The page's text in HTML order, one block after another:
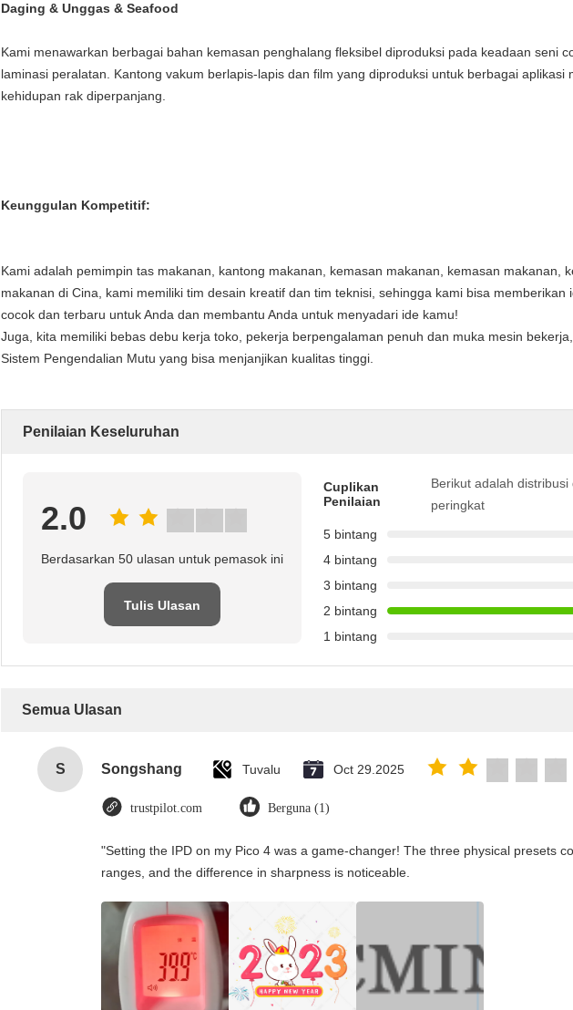
Daging & Unggas & Seafood
Kami menawarkan berbagai bahan kemasan penghalang fleksibel diproduksi pada keadaan seni
laminasi peralatan.
Kantong vakum berlapis-lapis dan film yang diproduksi untuk berbagai aplikasi
kehidupan rak diperpanjang.
Keunggulan Kompetitif:
Kami adalah pemimpin tas makanan, kantong makanan, kemasan makanan, kemasan makanan,
makanan di Cina, kami memiliki tim desain kreatif dan tim teknisi, sehingga kami bisa memberikan
cocok dan terbaru untuk Anda dan membantu Anda untuk menyadari ide kamu!
Juga, kita memiliki bebas debu kerja toko, pekerja berpengalaman penuh dan muka mesin
Sistem Pengendalian Mutu yang bisa menjanjikan kualitas tinggi.
Penilaian Keseluruhan
2.0
Berdasarkan 50 ulasan untuk pemasok ini
Tulis Ulasan
Cuplikan
Penilaian
Berikut adalah distribusi
peringkat
5 bintang
4 bintang
3 bintang
2 bintang
1 bintang
Semua Ulasan
S Songshang Tuvalu Oct 29.2025
trustpilot.com Berguna (1)
"Setting the IPD on my Pico 4 was a game-changer! The three physical presets
ranges, and the difference in sharpness is noticeable.